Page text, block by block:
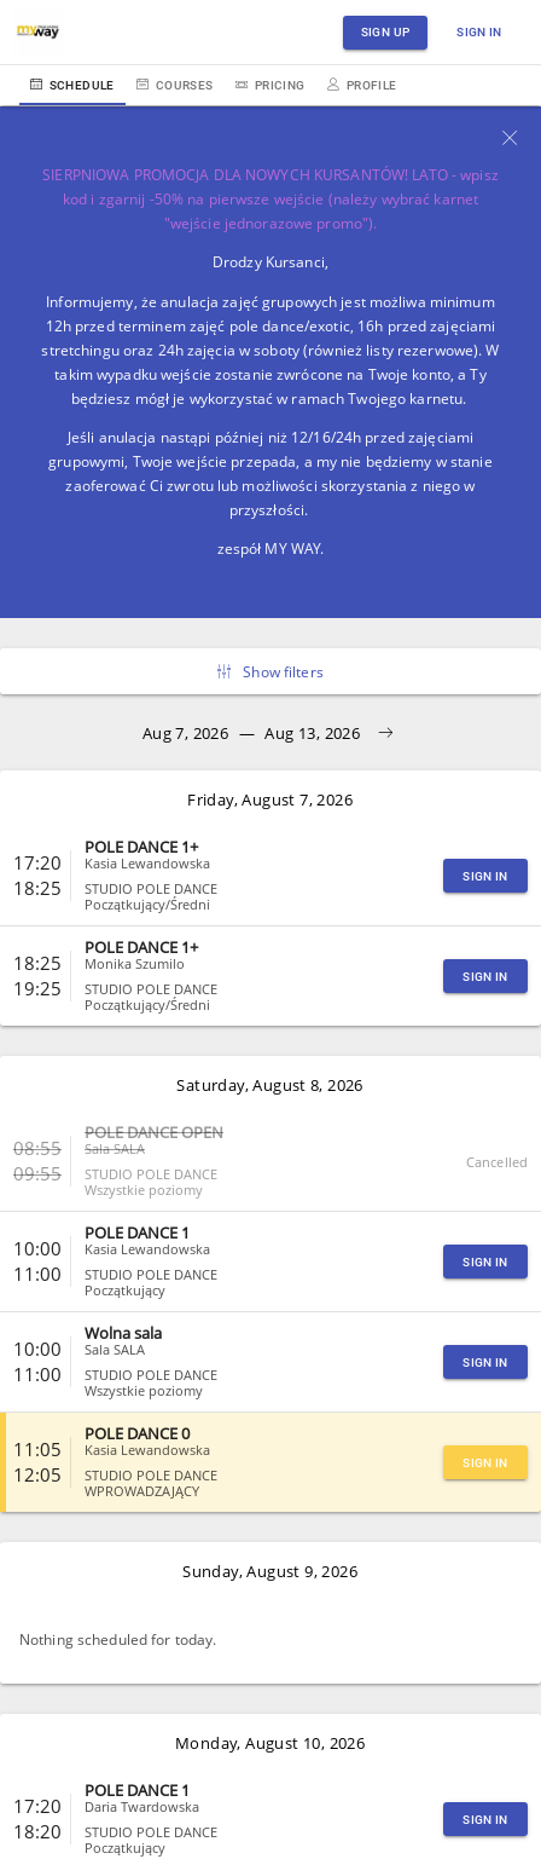
SIGN UP SIGN IN
SCHEDULE COURSES PRICING PROFILE
SIERPNIOWA PROMOCJA DLA NOWYCH KURSANTÓW! LATO - wpisz
kod i zgarnij -50% na pierwsze wejście (należy wybrać karnet
"wejście jednorazowe promo").
Drodzy Kursanci,
Informujemy, że anulacja zajęć grupowych jest możliwa minimum
12h przed terminem zajęć pole dance/exotic, 16h przed zajęciami
stretchingu oraz 24h zajęcia w soboty (również listy rezerwowe). W
takim wypadku wejście zostanie zwrócone na Twoje konto, a Ty
będziesz mógł je wykorzystać w ramach Twojego karnetu.
Jeśli anulacja nastąpi później niż 12/16/24h przed zajęciami
grupowymi, Twoje wejście przepada, a my nie będziemy w stanie
zaoferować Ci zwrotu lub możliwości skorzystania z niego w
przyszłości.
zespół MY WAY.
Show filters
Aug 7, 2026 — Aug 13, 2026
Friday, August 7, 2026
17:20
18:25
POLE DANCE 1+
Kasia Lewandowska
STUDIO POLE DANCE
Początkujący/Średni
SIGN IN
18:25
19:25
POLE DANCE 1+
Monika Szumilo
STUDIO POLE DANCE
Początkujący/Średni
SIGN IN
CLOSE
Saturday, August 8, 2026
08:55
09:55
POLE DANCE OPEN
Sala SALA
STUDIO POLE DANCE
Wszystkie poziomy
Cancelled
10:00
11:00
POLE DANCE 1
Kasia Lewandowska
STUDIO POLE DANCE
Początkujący
SIGN IN
10:00
11:00
Wolna sala
Sala SALA
STUDIO POLE DANCE
Wszystkie poziomy
SIGN IN
11:05
12:05
POLE DANCE 0
Kasia Lewandowska
STUDIO POLE DANCE
WPROWADZAJĄCY
SIGN IN
CLOSE
Sunday, August 9, 2026
Nothing scheduled for today.
Monday, August 10, 2026
17:20
18:20
POLE DANCE 1
Daria Twardowska
STUDIO POLE DANCE
Początkujący
SIGN IN